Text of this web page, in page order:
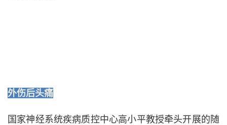
外伤后头痛
国家神经系统疾病质控中心高小平教授牵头开展的随